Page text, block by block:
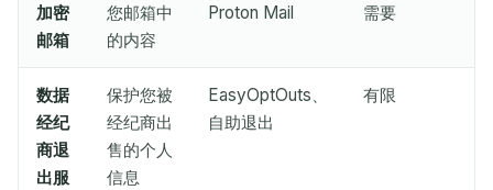
加密
邮箱
您邮箱中
的内容
Proton Mail 需要
数据
经纪
商退
出服
保护您被
经纪商出
售的个人
信息
EasyOptOuts、
自助退出
有限